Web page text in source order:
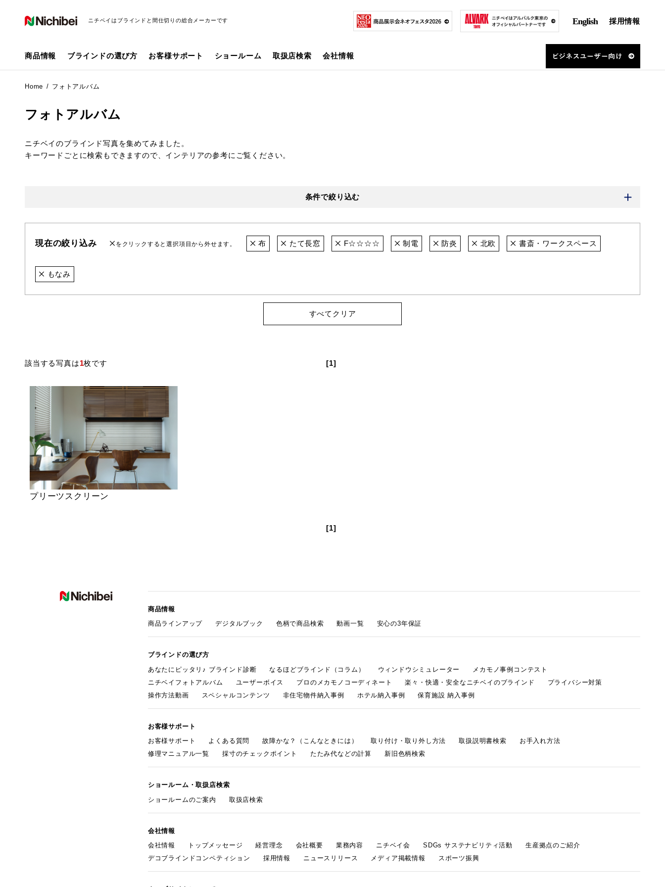
ニチベイはブラインドと間仕切りの総合メーカーです English 採用情報
商品情報 ブラインドの選び方 お客様サポート ショールーム 取扱店検索 会社情報
Home フォトアルバム
フォトアルバム
ニチベイのブラインド写真を集めてみました。
キーワードごとに検索もできますので、インテリアの参考にご覧ください。
条件で絞り込む
現在の絞り込み をクリックすると選択項目から外せます。 布 たて長窓 F☆☆☆☆ 制電 防炎 北欧 書斎・ワークスペース
もなみ
すべてクリア
該当する写真は1枚です [1]
プリーツスクリーン
[1]
商品情報
商品ラインアップ
デジタルブック 色柄で商品検索 動画一覧 安心の3年保証
ブラインドの選び方
あなたにピッタリ♪ ブラインド診断
なるほどブラインド（コラム） ウィンドウシミュレーター
メカモノ事例コンテスト
ニチベイフォトアルバム
ユーザーボイス プロのメカモノコーディネート 楽々・快適・安全なニチベイのブラインド
プライバシー対策
操作方法動画
スペシャルコンテンツ 非住宅物件納入事例 ホテル納入事例 保育施設 納入事例
お客様サポート
お客様サポート
よくある質問 故障かな？（こんなときには） 取り付け・取り外し方法 取扱説明書検索
お手入れ方法
修理マニュアル一覧
採寸のチェックポイント たたみ代などの計算 新旧色柄検索
ショールーム・取扱店検索
ショールームのご案内
取扱店検索
会社情報
会社情報
トップメッセージ 経営理念 会社概要 業務内容 ニチベイ会 SDGs サステナビリティ活動
生産拠点のご紹介
デコブラインドコンペティション
採用情報 ニュースリリース メディア掲載情報 スポーツ振興